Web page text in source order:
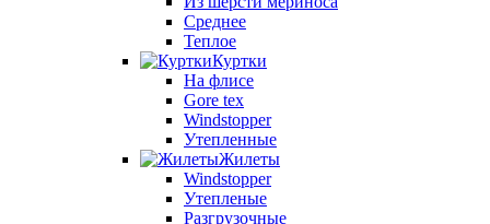
Среднее
Теплое
Куртки
На флисе
Gore tex
Windstopper
Утепленные
Жилеты
Windstopper
Утепленые
Разгрузочные